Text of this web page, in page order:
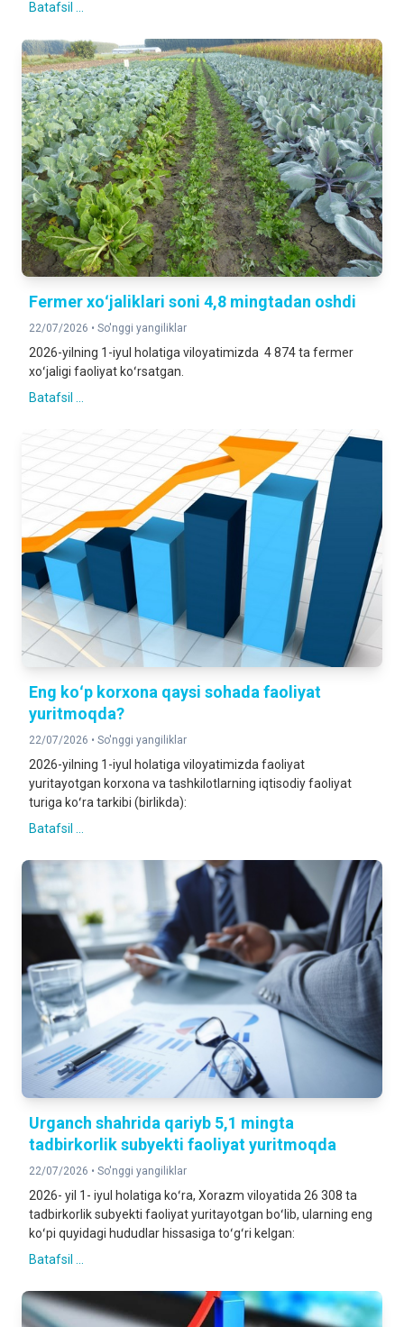
Batafsil ...
Fermer xoʻjaliklari soni 4,8 mingtadan oshdi
22/07/2026 • So'nggi yangiliklar
2026-yilning 1-iyul holatiga viloyatimizda 4 874 ta fermer
xoʻjaligi faoliyat koʻrsatgan.
Batafsil ...
Eng koʻp korxona qaysi sohada faoliyat
yuritmoqda?
22/07/2026 • So'nggi yangiliklar
2026-yilning 1-iyul holatiga viloyatimizda faoliyat
yuritayotgan korxona va tashkilotlarning iqtisodiy faoliyat
turiga koʻra tarkibi (birlikda):
Batafsil ...
Urganch shahrida qariyb 5,1 mingta
tadbirkorlik subyekti faoliyat yuritmoqda
22/07/2026 • So'nggi yangiliklar
2026- yil 1- iyul holatiga koʻra, Xorazm viloyatida 26 308 ta
tadbirkorlik subyekti faoliyat yuritayotgan boʻlib, ularning eng
koʻpi quyidagi hududlar hissasiga toʻgʻri kelgan:
Batafsil ...